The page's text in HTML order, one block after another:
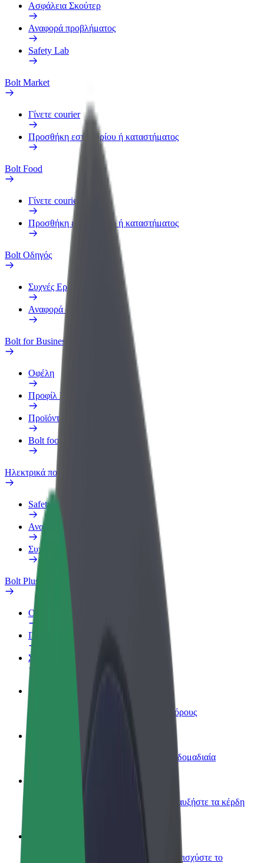
Ασφάλεια Σκούτερ
Αναφορά προβλήματος
Safety Lab
Bolt Market
Γίνετε courier
Προσθήκη εστιατορίου ή καταστήματος
Bolt Food
Γίνετε courier
Προσθήκη εστιατορίου ή καταστήματος
Bolt Οδηγός
Συχνές Ερωτήσεις
Αναφορά οχήματος
Bolt for Business
Οφέλη
Προφίλ Εργασίας
Προϊόντα
Bolt food για επιχειρήσεις
Ηλεκτρικά ποδήλατα
Safety Lab
Αναφορά προβλήματος
Συχνές Ερωτήσεις
Bolt Plus
Οφέλη
Πώς να συμμετάσχετε
Συχνές Ερωτήσεις
Κερδίστε χρήματα με τους δικούς σας όρους
Παραδώστε φαγητό και πληρώνεστε εβδομαδιαία
Πλησιάστε περισσότερους πελάτες και αυξήστε τα κέρδη
Προσθέστε το στόλο σας στο Bolt και ενισχύστε το